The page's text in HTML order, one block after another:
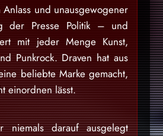
und unausgewogener
der Presse Politik – und
mit jeder Menge Kunst,
Punkrock. Draven hat aus
beliebte Marke gemacht,
einordnen lässt.
niemals darauf ausgelegt